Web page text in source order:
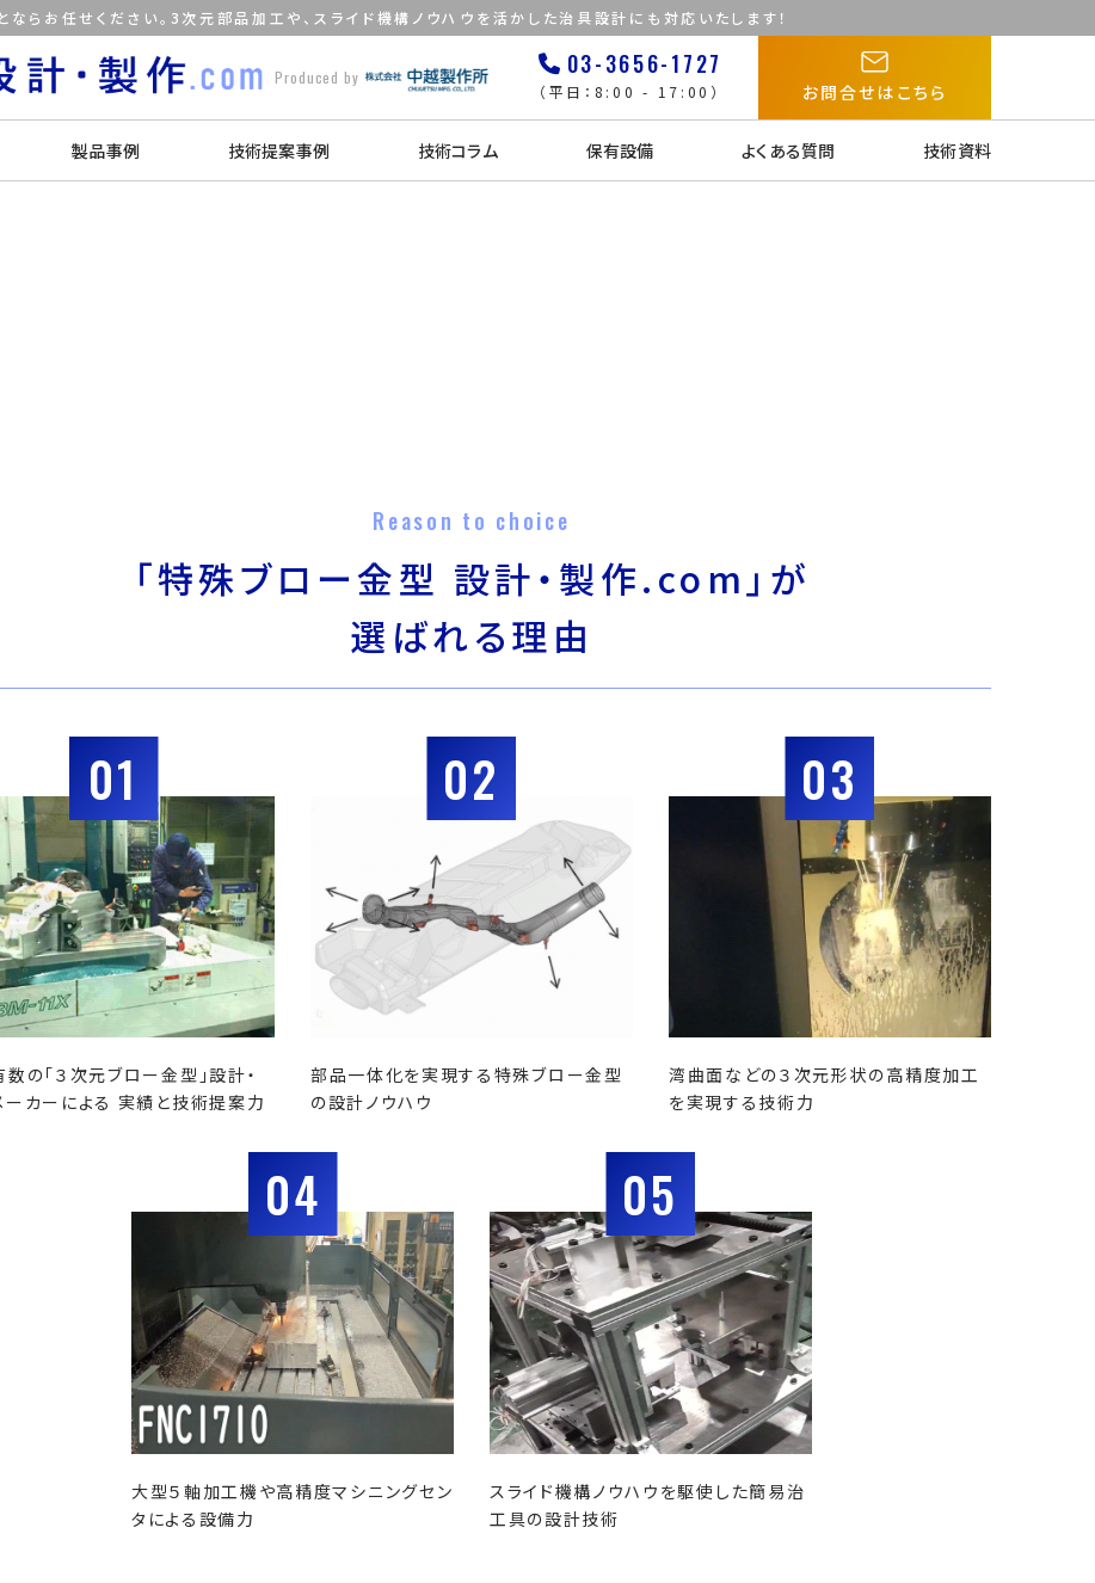
らお任せください。3次元部品加工や、スライド機構ノウハウを活かした治具設計にも対応いたします！
Produced by 03-3656-1727
（平日：8:00 - 17:00） お問合せはこちら
製品事例 技術提案事例 技術コラム 保有設備 よくある質問 技術資料
Reason to choice
「特殊ブロー金型 設計・製作.com」が
選ばれる理由
01
の「３次元ブロー金型」設計・
ーカーによる 実績と技術提案力
02
部品一体化を実現する特殊ブロー金型
の設計ノウハウ
03
湾曲面などの３次元形状の高精度加工
を実現する技術力
04
大型５軸加工機や高精度マシニングセン
タによる設備力
05
スライド機構ノウハウを駆使した簡易治
工具の設計技術